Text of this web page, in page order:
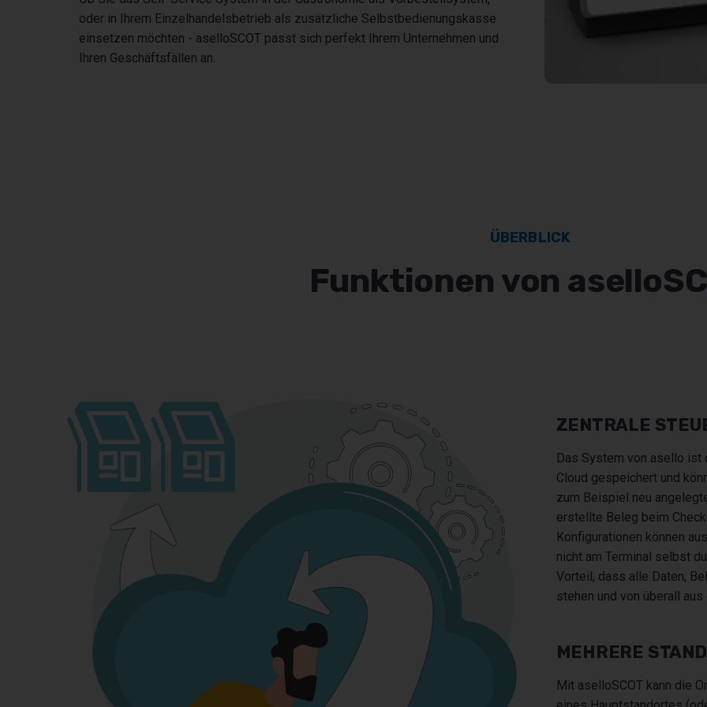
oder in Ihrem Einzelhandelsbetrieb als zusätzliche Selbstbedienungskasse
einsetzen möchten - aselloSCOT passt sich perfekt Ihrem Unternehmen und
Ihren Geschäftsfällen an.
ÜBERBLICK
Funktionen von
ZENTRALE
Das System von asello ist
Cloud gespeichert und
zum Beispiel neu
erstellte Beleg beim
Konfigurationen können
nicht am Terminal selbst
Vorteil, dass alle Daten,
stehen und von überall
MEHRERE
Mit aselloSCOT kann die